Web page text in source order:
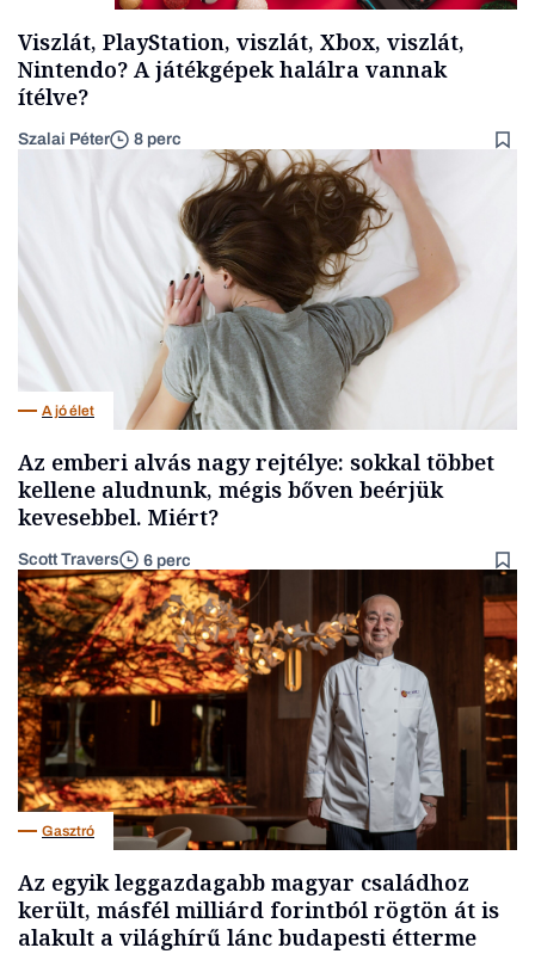
Viszlát, PlayStation, viszlát, Xbox, viszlát,
Nintendo? A játékgépek halálra vannak
ítélve?
Szalai Péter 8 perc
A jó élet
Az emberi alvás nagy rejtélye: sokkal többet
kellene aludnunk, mégis bőven beérjük
kevesebbel. Miért?
Scott Travers 6 perc
Gasztró
Az egyik leggazdagabb magyar családhoz
került, másfél milliárd forintból rögtön át is
alakult a világhírű lánc budapesti étterme